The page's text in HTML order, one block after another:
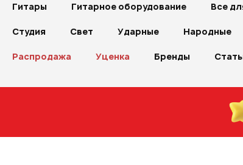
Гитары Гитарное оборудование Все
Студия Свет Ударные Народные
Распродажа Уценка Бренды